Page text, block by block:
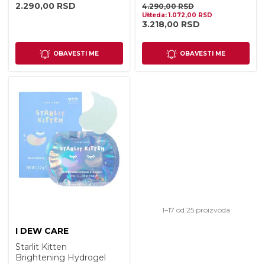
2.290,00 RSD
OBAVESTI ME
4.290,00RSD
Ušteda:1.072,00 RSD
3.218,00 RSD
OBAVESTI ME
I DEW CARE
Starlit Kitten
Brightening Hydrogel
1–17 od 25 proizvodaSortirano